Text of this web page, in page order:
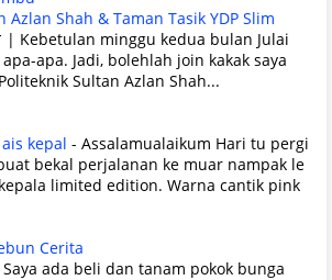
Azlan Shah & Taman Tasik YDP Slim
| Kebetulan minggu kedua bulan Julai
apa. Jadi, bolehlah join kakak saya
Sultan Azlan Shah...
kepal - Assalamualaikum Hari tu pergi
bekal perjalanan ke muar nampak le
limited edition. Warna cantik pink
Cerita
Saya ada beli dan tanam pokok bunga